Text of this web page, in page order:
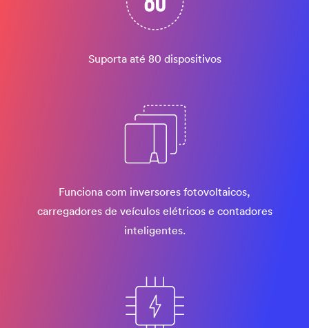
Suporta até 80 dispositivos
Funciona com inversores fotovoltaicos,
carregadores de veículos elétricos e contadores
inteligentes.